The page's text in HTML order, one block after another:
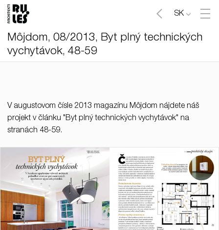
SK
Môjdom, 08/2013, Byt plný technických
vychytávok, 48-59
V augustovom čísle 2013 magazínu Môjdom nájdete náš
projekt v článku "Byt plný technických vychytávok" na
stranách 48-59.